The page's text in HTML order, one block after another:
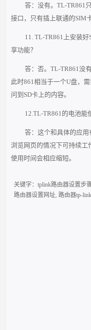
答：没有。TL-TR861
接口，只有插上联通的SIM
11. TL-TR861上安装
享功能？
答：否。TL-TR861没
此时861相当于一个U盘，
问到SD卡上的内容。
12.TL-TR861的电池能
答：这个和具体的应
浏览网页的情况下可持续工
使用时间会相应缩短。
关键字：tplink路由器设置步
路由器设置网址,路由器tp-